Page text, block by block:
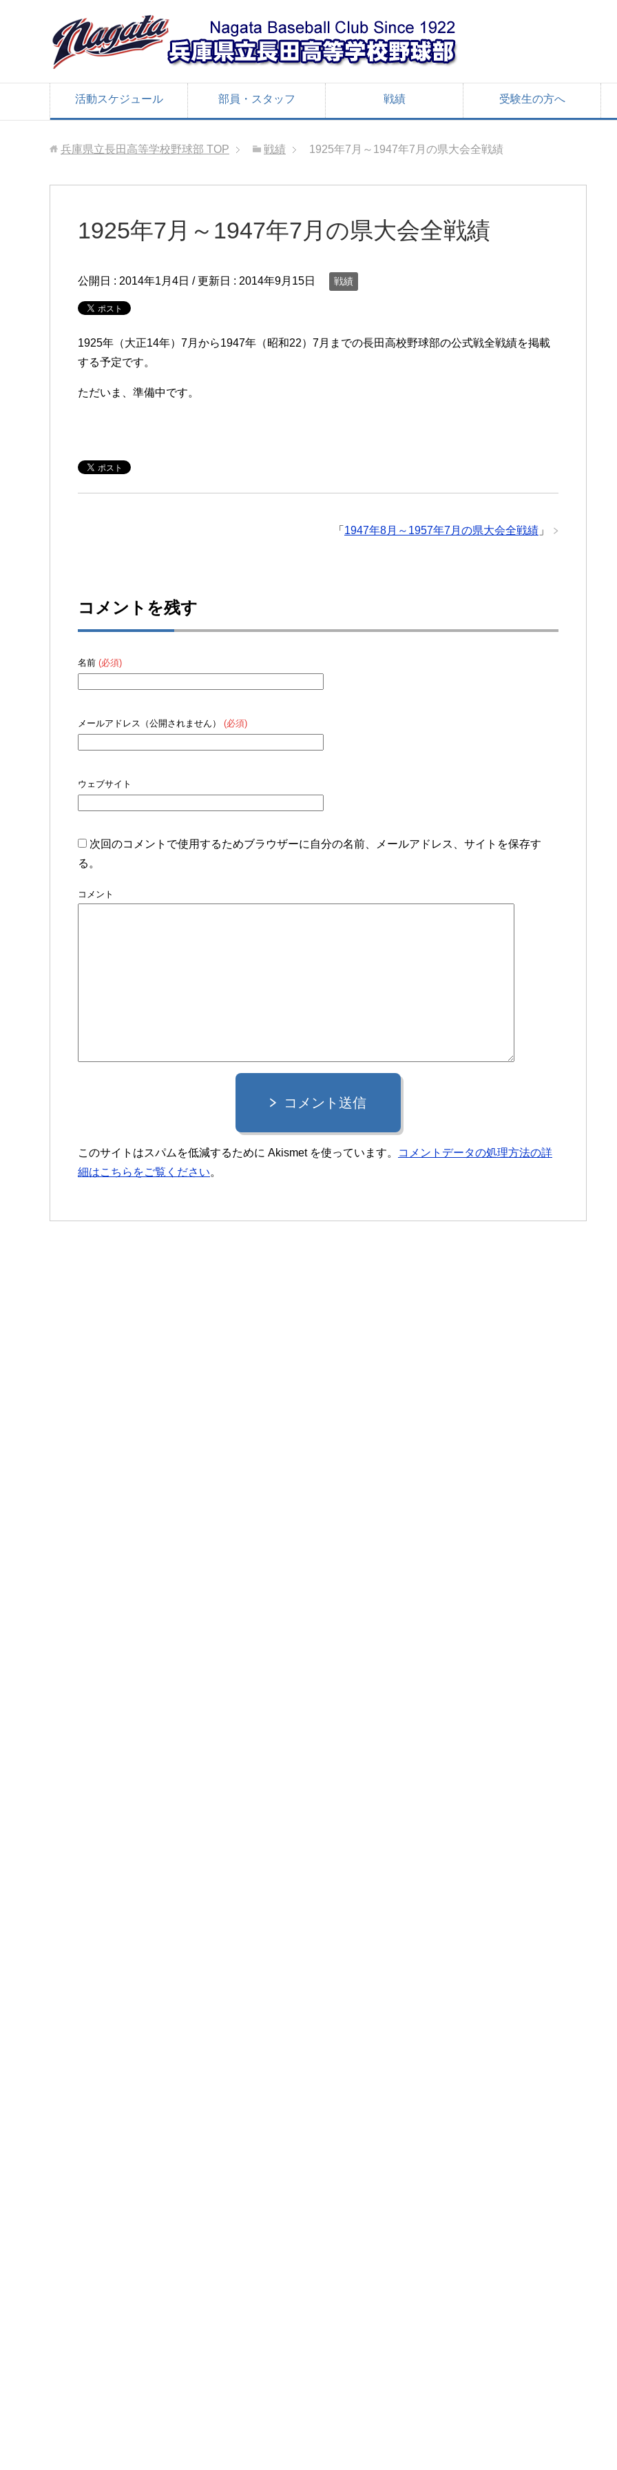
活動スケジュール 部員・スタッフ 戦績 受験生の方へ
兵庫県立長田高等学校野球部 TOP 戦績 1925年7月～1947年7月の県大会全戦績
1925年7月～1947年7月の県大会全戦績
公開日 : 2014年1月4日 / 更新日 : 2014年9月15日 戦績
1925年（大正14年）7月から1947年（昭和22）7月までの長田高校野球部の公式戦全戦績を掲載
する予定です。
ただいま、準備中です。
「 1947年8月～1957年7月の県大会全戦績 」
コメントを残す
名前 (必須)
メールアドレス（公開されません） (必須)
ウェブサイト
次回のコメントで使用するためブラウザーに自分の名前、メールアドレス、サイトを保存す
る。
コメント
コメント送信
このサイトはスパムを低減するために Akismet を使っています。
コメントデータの処理方法の詳
細はこちらをご覧ください。